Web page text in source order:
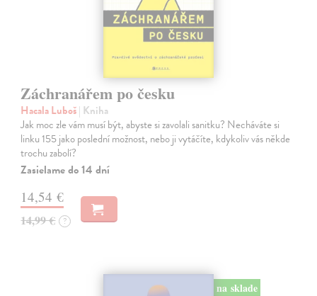
Záchranářem po česku
Hacala Luboš| Kniha
Jak moc zle vám musí být, abyste si zavolali sanitku? Necháváte si
linku 155 jako poslední možnost, nebo ji vytáčíte, kdykoliv vás někde
trochu zabolí?
Zasielame do 14 dní
14,54 €
14,99 € ?
na sklade